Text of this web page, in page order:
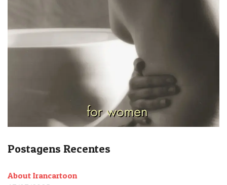
Postagens Recentes
About Irancartoon